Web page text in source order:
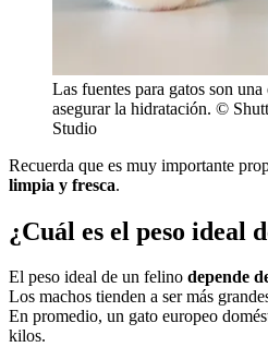
Las fuentes para gatos son
asegurar la hidratación. ©
Studio
Recuerda que es muy importante
limpia y fresca.
¿Cuál es el peso ideal
El peso ideal de un felino depende
Los machos tienden a ser más
En promedio, un gato europeo
kilos.